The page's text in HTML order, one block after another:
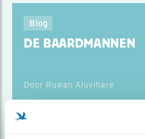
Blog
DE BAARDMANNEN
Door Ruwan Aluvihare